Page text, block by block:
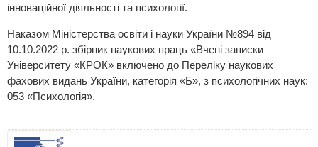
інноваційної діяльності та психології.
Наказом Міністерства освіти і науки України №894 від
10.10.2022 р. збірник наукових праць «Вчені записки
Університету «КРОК» включено до Переліку наукових
фахових видань України, категорія «Б», з психологічних наук:
053 «Психологія».